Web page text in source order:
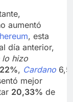
aumentó
, esta
día anterior,
lo hizo
, Cardano
mejor
20,33% de